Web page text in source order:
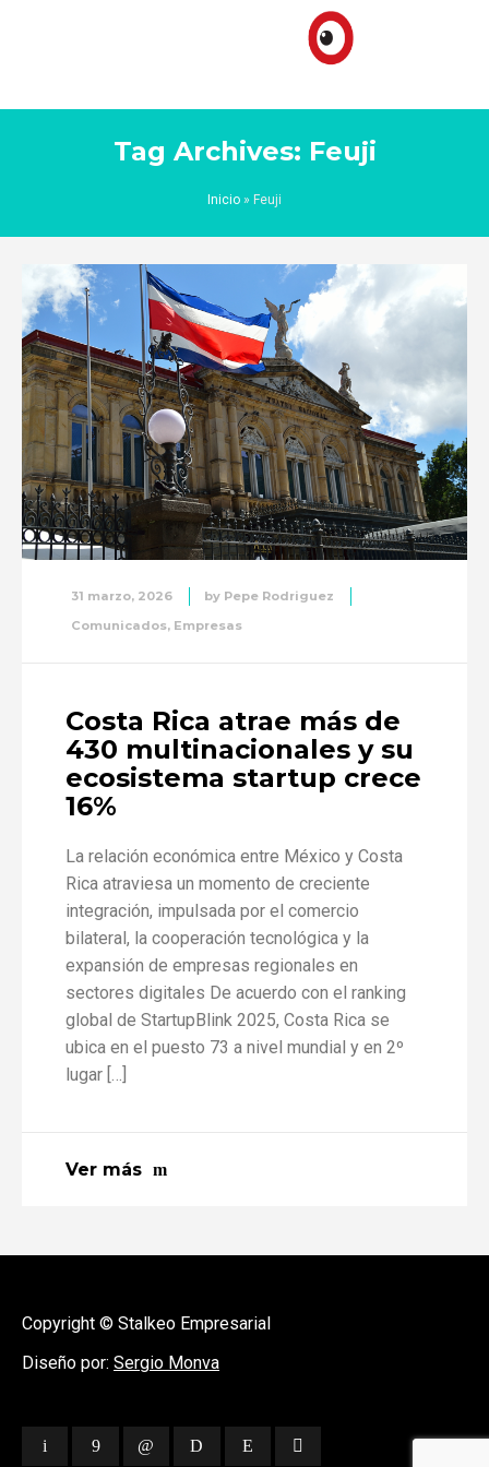
Tag Archives: Feuji
Inicio » Feuji
31 marzo, 2026 by Pepe Rodriguez
Comunicados, Empresas
Costa Rica atrae más de
430 multinacionales y su
ecosistema startup crece
16%
La relación económica entre México y Costa
Rica atraviesa un momento de creciente
integración, impulsada por el comercio
bilateral, la cooperación tecnológica y la
expansión de empresas regionales en
sectores digitales De acuerdo con el ranking
global de StartupBlink 2025, Costa Rica se
ubica en el puesto 73 a nivel mundial y en 2º
lugar […]
Ver más
Copyright © Stalkeo Empresarial
Diseño por: Sergio Monva